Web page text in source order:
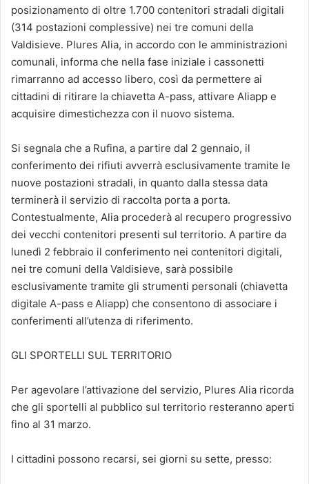
posizionamento di oltre 1.700 contenitori stradali digitali
(314 postazioni complessive) nei tre comuni della
Valdisieve. Plures Alia, in accordo con le amministrazioni
comunali, informa che nella fase iniziale i cassonetti
rimarranno ad accesso libero, così da permettere ai
cittadini di ritirare la chiavetta A-pass, attivare Aliapp e
acquisire dimestichezza con il nuovo sistema.
Si segnala che a Rufina, a partire dal 2 gennaio, il
conferimento dei rifiuti avverrà esclusivamente tramite le
nuove postazioni stradali, in quanto dalla stessa data
terminerà il servizio di raccolta porta a porta.
Contestualmente, Alia procederà al recupero progressivo
dei vecchi contenitori presenti sul territorio. A partire da
lunedì 2 febbraio il conferimento nei contenitori digitali,
nei tre comuni della Valdisieve, sarà possibile
esclusivamente tramite gli strumenti personali (chiavetta
digitale A-pass e Aliapp) che consentono di associare i
conferimenti all’utenza di riferimento.
GLI SPORTELLI SUL TERRITORIO
Per agevolare l’attivazione del servizio, Plures Alia ricorda
che gli sportelli al pubblico sul territorio resteranno aperti
fino al 31 marzo.
I cittadini possono recarsi, sei giorni su sette, presso: